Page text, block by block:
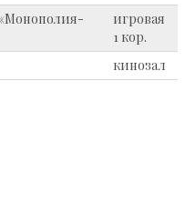
игровая
1 кор.
кинозал